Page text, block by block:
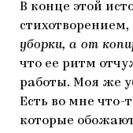
В конце этой
стихотворением,
уборки, а от
что ее ритм
работы. Моя же
Есть во мне что-
которые